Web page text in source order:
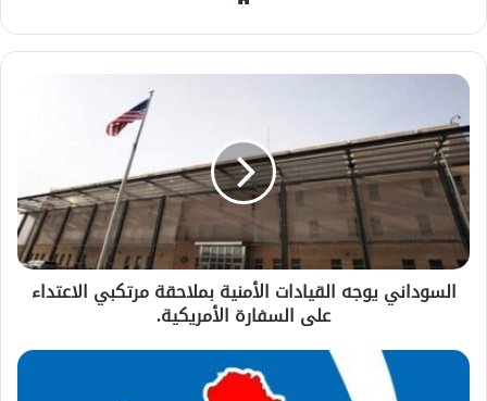
السوداني يوجه القيادات الأمنية بملاحقة مرتكبي الاعتداء
على السفارة الأمريكية.